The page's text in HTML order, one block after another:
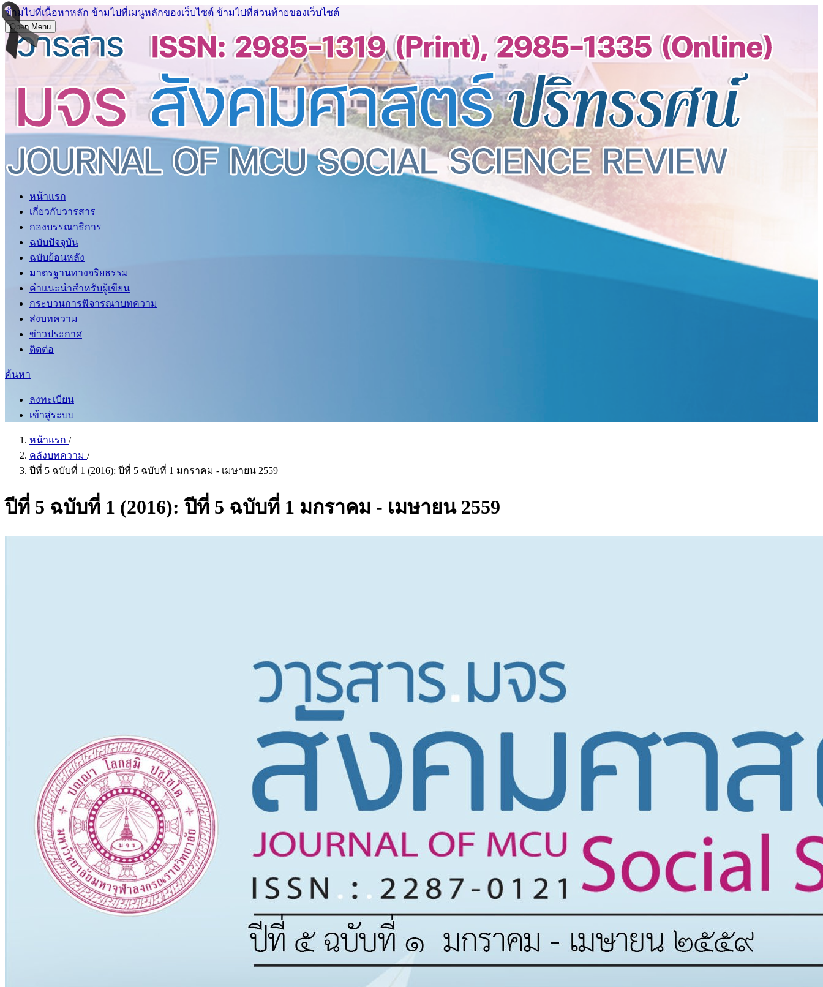
ข้ามไปที่เนื้อหาหลัก ข้ามไปที่เมนูหลักของเว็บไซต์ ข้ามไปที่ส่วนท้ายของเว็บไซต์
Open Menu
หน้าแรก
เกี่ยวกับวารสาร
กองบรรณาธิการ
ฉบับปัจจุบัน
ฉบับย้อนหลัง
มาตรฐานทางจริยธรรม
คำแนะนำสำหรับผู้เขียน
กระบวนการพิจารณาบทความ
ส่งบทความ
ข่าวประกาศ
ติดต่อ
ค้นหา
ลงทะเบียน
เข้าสู่ระบบ
หน้าแรก /
คลังบทความ /
ปีที่ 5 ฉบับที่ 1 (2016): ปีที่ 5 ฉบับที่ 1 มกราคม - เมษายน 2559
ปีที่ 5 ฉบับที่ 1 (2016): ปีที่ 5 ฉบับที่ 1 มกราคม - เมษายน 2559